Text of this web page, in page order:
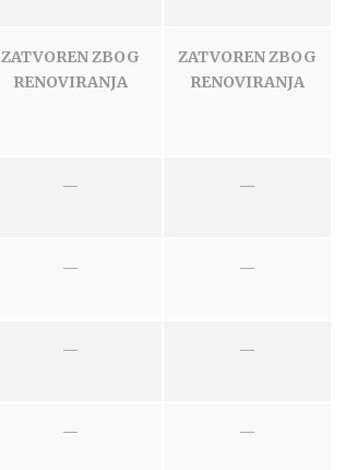
ZATVOREN ZBOG
RENOVIRANJA
ZATVOREN ZBOG
RENOVIRANJA
— —
— —
— —
— —